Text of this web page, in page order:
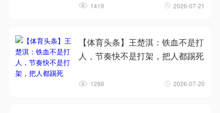
1419 2026-07-21
【体育头条】王楚淇：铁血不是打
人，节奏快不是打架，把人都踢死
1288 2026-07-20